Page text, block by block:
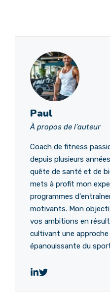
Paul
À propos de l'auteur
Coach de fitness
depuis plusieurs
quête de santé et de
mets à profit mon
programmes
motivants. Mon
vos ambitions en
cultivant une
épanouissante du